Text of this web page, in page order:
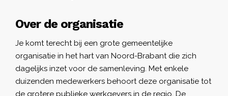
Over de organisatie
Je komt terecht bij een grote gemeentelijke
organisatie in het hart van Noord-Brabant die zich
dagelijks inzet voor de samenleving. Met enkele
duizenden medewerkers behoort deze organisatie tot
de grotere publieke werkgevers in de regio. De